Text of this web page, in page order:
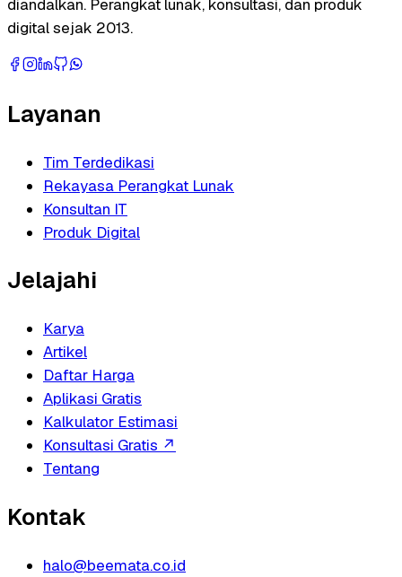
diandalkan. Perangkat lunak, konsultasi, dan produk
digital sejak 2013.
Layanan
Tim Terdedikasi
Rekayasa Perangkat Lunak
Konsultan IT
Produk Digital
Jelajahi
Karya
Artikel
Daftar Harga
Aplikasi Gratis
Kalkulator Estimasi
Konsultasi Gratis ↗
Tentang
Kontak
halo@beemata.co.id